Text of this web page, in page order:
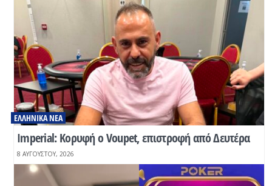
Imperial: Κορυφή ο Voupet, επιστροφή από Δευτέρα
ΕΛΛΗΝΙΚΆ ΝΈΑ
8 ΑΥΓΟΎΣΤΟΥ, 2026